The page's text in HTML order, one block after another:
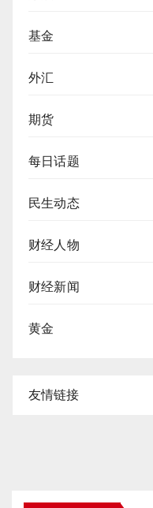
基金
外汇
期货
每日话题
民生动态
财经人物
财经新闻
黄金
友情链接